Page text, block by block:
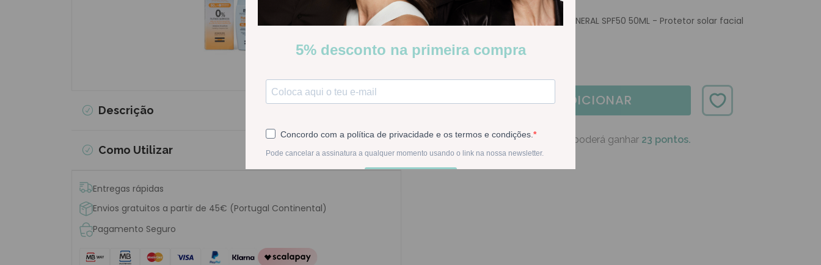
Descrição
Como Utilizar
Entregas rápidas
Envios gratuitos a partir de 45€ (Portugal Continental)
Pagamento Seguro
ISDIN Fotoprotector Fusion Fluid MINERAL SPF50 50ML - Protetor solar facial
- 1 + ADICIONAR
Na compra deste produto poderá ganhar 23 pontos.